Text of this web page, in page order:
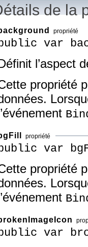
de la
propriété
var
l’aspect
propriété
propriété
var
propriété
var